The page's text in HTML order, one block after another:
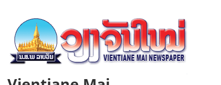
content